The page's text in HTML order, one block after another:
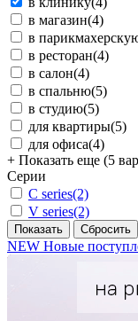
в магазин(4)
в
в ресторан(4)
в салон(4)
в спальню(5)
в студию(5)
для квартиры(5)
для офиса(4)
+ Показать еще (5
Серии
C series(2)
V series(2)
NEW Новые